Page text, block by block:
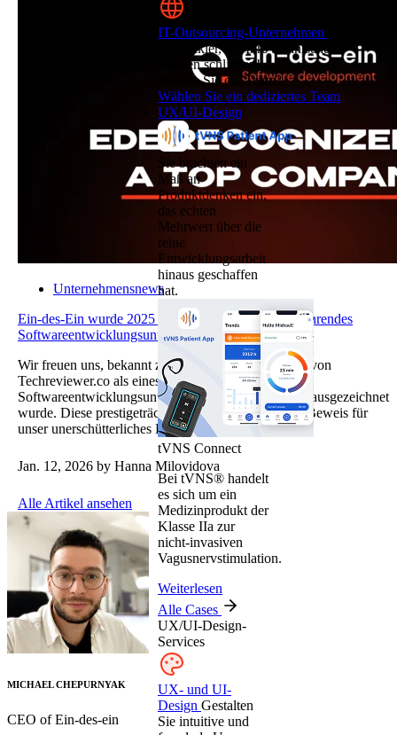
Unternehmensnews
Ein-des-Ein wurde 2025 von Techreviewer.co als führendes
Softwareentwicklungsunternehmen anerkannt.
Wir freuen uns, bekannt zu geben, dass Ein-des-Ein von
Techreviewer.co als eines der Top-
Softwareentwicklungsunternehmen des Jahres 2025 ausgezeichnet
wurde. Diese prestigeträchtige Anerkennung ist ein Beweis für
unser unerschütterliches Engagement für…
Jan. 12, 2026 by Hanna Milovidova
Alle Artikel ansehen
MICHAEL CHEPURNYAK
CEO of Ein-des-ein
IT-Outsourcing-Unternehmen
Entwickler, die Ihre technischen
Lücken schließen!
Suchen Sie ein Team?
Wählen Sie ein dediziertes Team
UX/UI-Design
Sie brachten ein
Maß an
Produktdenken ein,
das echten
Mehrwert über die
reine
Entwicklungsarbeit
hinaus geschaffen
hat.
tVNS Connect
Bei tVNS® handelt
es sich um ein
Medizinprodukt der
Klasse IIa zur
nicht-invasiven
Vagusnervstimulation.
Weiterlesen
Alle Cases
UX/UI-Design-
Services
UX- und UI-
Design Gestalten
Sie intuitive und